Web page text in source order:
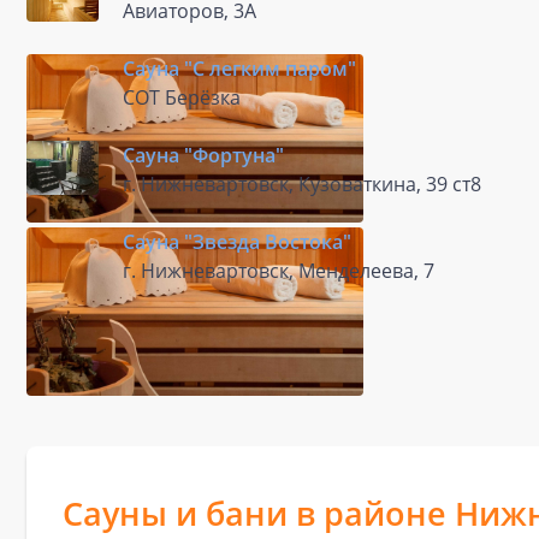
Авиаторов, 3А
Сауна "С легким паром"
СОТ Берёзка
Сауна "Фортуна"
г. Нижневартовск, Кузоваткина, 39 ст8
Сауна "Звезда Востока"
г. Нижневартовск, Менделеева, 7
Сауны и бани в районе